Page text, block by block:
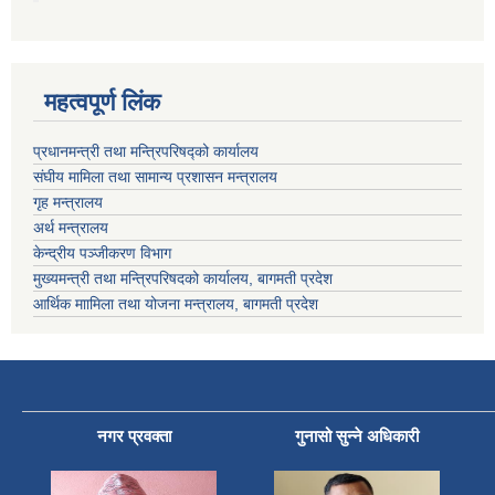
महत्वपूर्ण लिंक
प्रधानमन्त्री तथा मन्त्रिपरिषद्को कार्यालय
संघीय मामिला तथा सामान्य प्रशासन मन्त्रालय
गृह मन्त्रालय
अर्थ मन्त्रालय
केन्द्रीय पञ्जीकरण विभाग
मुख्यमन्त्री तथा मन्त्रिपरिषदको कार्यालय, बागमती प्रदेश
आर्थिक माामिला तथा योजना मन्त्रालय, बागमती प्रदेश
नगर प्रवक्ता गुनासो सुन्ने अधिकारी